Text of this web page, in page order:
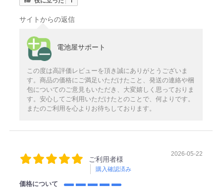
サイトからの返信
電池屋サポート
この度は高評価レビューを頂き誠にありがとうございま
す。商品の価格にご満足いただけたこと、発送の連絡や梱
包についてのご意見もいただき、大変嬉しく思っておりま
す。安心してご利用いただけたとのことで、何よりです。
またのご利用を心よりお待ちしております。
ご利用者様
購入確認済み
2026-05-22
価格について